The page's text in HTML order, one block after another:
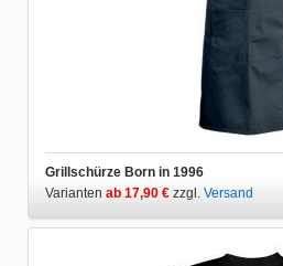
Grillschürze Born in 1996
Varianten ab 17,90 € zzgl. Versand